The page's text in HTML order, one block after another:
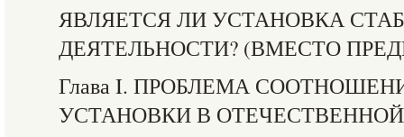
ЯВЛЯЕТСЯ ЛИ УСТАНОВКА
ДЕЯТЕЛЬНОСТИ? (ВМЕСТО
Глава I. ПРОБЛЕМА
УСТАНОВКИ В